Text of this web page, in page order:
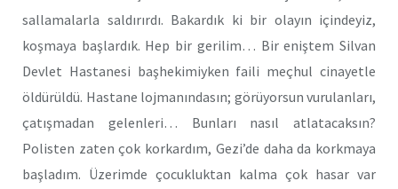
sallamalarla saldırırdı. Bakardık ki bir olayın içindeyiz,
koşmaya başlardık. Hep bir gerilim… Bir eniştem Silvan
Devlet Hastanesi başhekimiyken faili meçhul cinayetle
öldürüldü. Hastane lojmanındasın; görüyorsun vurulanları,
çatışmadan gelenleri… Bunları nasıl atlatacaksın?
Polisten zaten çok korkardım, Gezi’de daha da korkmaya
başladım. Üzerimde çocukluktan kalma çok hasar var